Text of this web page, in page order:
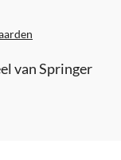
vanSpringer